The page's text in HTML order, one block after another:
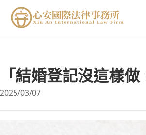
「結婚登記沒這樣
2025/03/07